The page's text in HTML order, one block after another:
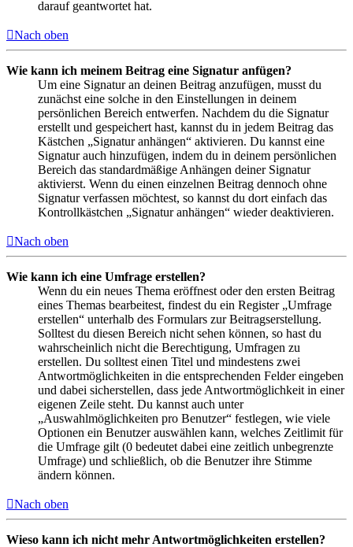
darauf geantwortet hat.
Nach oben
Wie kann ich meinem Beitrag eine Signatur anfügen?
Um eine Signatur an deinen Beitrag anzufügen, musst du
zunächst eine solche in den Einstellungen in deinem
persönlichen Bereich entwerfen. Nachdem du die Signatur
erstellt und gespeichert hast, kannst du in jedem Beitrag das
Kästchen „Signatur anhängen“ aktivieren. Du kannst eine
Signatur auch hinzufügen, indem du in deinem persönlichen
Bereich das standardmäßige Anhängen deiner Signatur
aktivierst. Wenn du einen einzelnen Beitrag dennoch ohne
Signatur verfassen möchtest, so kannst du dort einfach das
Kontrollkästchen „Signatur anhängen“ wieder deaktivieren.
Nach oben
Wie kann ich eine Umfrage erstellen?
Wenn du ein neues Thema eröffnest oder den ersten Beitrag
eines Themas bearbeitest, findest du ein Register „Umfrage
erstellen“ unterhalb des Formulars zur Beitragserstellung.
Solltest du diesen Bereich nicht sehen können, so hast du
wahrscheinlich nicht die Berechtigung, Umfragen zu
erstellen. Du solltest einen Titel und mindestens zwei
Antwortmöglichkeiten in die entsprechenden Felder eingeben
und dabei sicherstellen, dass jede Antwortmöglichkeit in einer
eigenen Zeile steht. Du kannst auch unter
„Auswahlmöglichkeiten pro Benutzer“ festlegen, wie viele
Optionen ein Benutzer auswählen kann, welches Zeitlimit für
die Umfrage gilt (0 bedeutet dabei eine zeitlich unbegrenzte
Umfrage) und schließlich, ob die Benutzer ihre Stimme
ändern können.
Nach oben
Wieso kann ich nicht mehr Antwortmöglichkeiten erstellen?